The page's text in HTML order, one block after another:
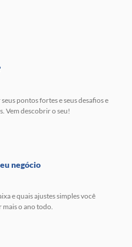
pontos fortes e seus desafios e
Vem descobrir o seu!
negócio
e quais ajustes simples você
o ano todo.